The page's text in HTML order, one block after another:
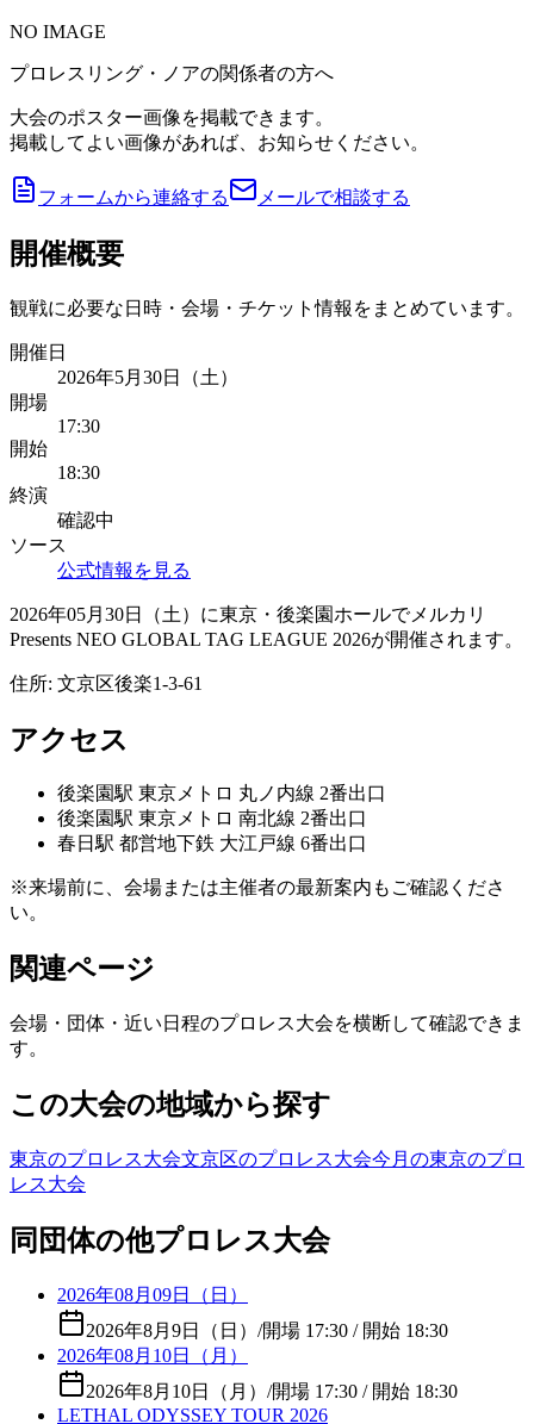
NO IMAGE
プロレスリング・ノアの関係者の方へ
大会のポスター画像を掲載できます。
掲載してよい画像があれば、お知らせください。
フォームから連絡する メールで相談する
開催概要
観戦に必要な日時・会場・チケット情報をまとめています。
開催日
2026年5月30日（土）
開場
17:30
開始
18:30
終演
確認中
ソース
公式情報を見る
2026年05月30日（土）に東京・後楽園ホールでメルカリ
Presents NEO GLOBAL TAG LEAGUE 2026が開催されます。
住所: 文京区後楽1-3-61
アクセス
後楽園駅 東京メトロ 丸ノ内線 2番出口
後楽園駅 東京メトロ 南北線 2番出口
春日駅 都営地下鉄 大江戸線 6番出口
※来場前に、会場または主催者の最新案内もご確認くださ
い。
関連ページ
会場・団体・近い日程のプロレス大会を横断して確認できま
す。
この大会の地域から探す
東京のプロレス大会文京区のプロレス大会今月の東京のプロ
レス大会
同団体の他プロレス大会
2026年08月09日（日）
2026年8月9日（日） /開場 17:30 / 開始 18:30
2026年08月10日（月）
2026年8月10日（月） /開場 17:30 / 開始 18:30
LETHAL ODYSSEY TOUR 2026